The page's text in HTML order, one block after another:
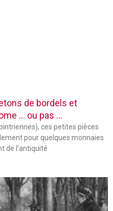
de bordels et
… ou pas …
ces petites pièces
pour quelques monnaies
de l’antiquité